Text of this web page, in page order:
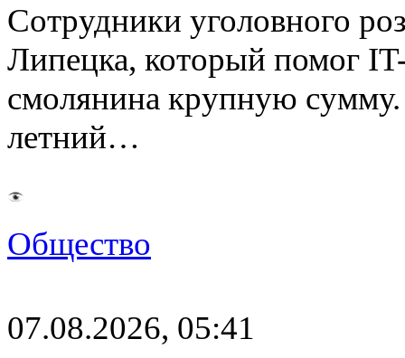
Сотрудники уголовного
Липецка, который помог
смолянина крупную
летний…
Общество
07.08.2026, 05:41